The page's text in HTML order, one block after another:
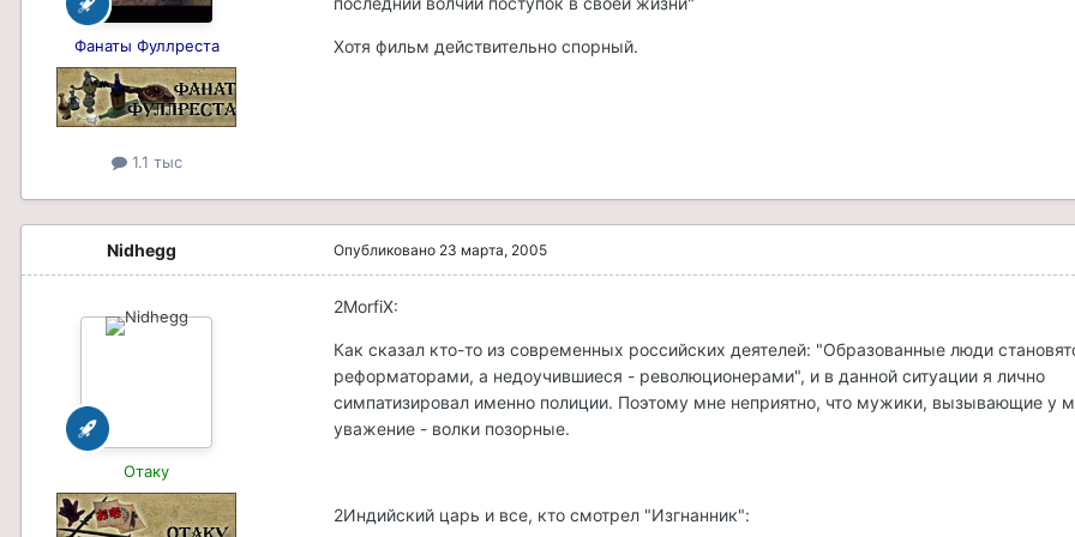
Фанаты Фуллреста
1.1 тыс
Хотя фильм действительно спорный.
Nidhegg
Отаку
Опубликовано 23 марта, 2005
2MorfiX:
Как сказал кто-то из современных российских деятелей: "Образованные люди
реформаторами, а недоучившиеся - революционерами", и в данной ситуации я лично
симпатизировал именно полиции. Поэтому мне неприятно, что мужики, вызывающие у
уважение - волки позорные.
2Индийский царь и все, кто смотрел "Изгнанник":